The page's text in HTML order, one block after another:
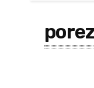
porez